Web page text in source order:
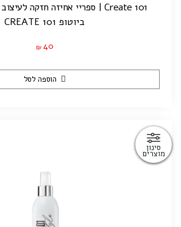
סינון
מוצרים
Create 101 | ספריי אחיזה חזקה לעיצוב השיער | 75 מ"ל
ביוטופ CREATE 101
₪ 40
הוספה לסל